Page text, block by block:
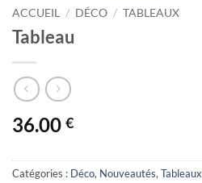
ACCUEIL / DÉCO / TABLEAUX
Tableau
36.00 €
Catégories : Déco, Nouveautés,Tableaux